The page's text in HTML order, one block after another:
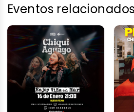
Eventos relacionados